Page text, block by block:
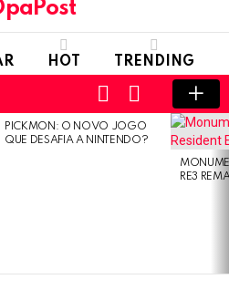
HOT TRENDING
SWITCH
SKIN
LOGIN
PICKMON: O NOVO JOGO
QUE DESAFIA A NINTENDO?
RE3